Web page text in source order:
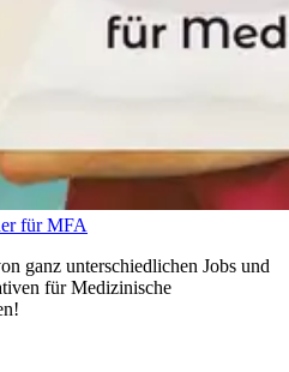
für MFA
ganz unterschiedlichen Jobs und
für Medizinische